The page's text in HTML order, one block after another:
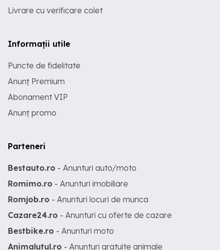
Livrare cu verificare colet
Informații utile
Puncte de fidelitate
Anunț Premium
Abonament VIP
Anunț promo
Parteneri
Bestauto.ro - Anunturi auto/moto
Romimo.ro - Anunturi imobiliare
Romjob.ro - Anunturi locuri de munca
Cazare24.ro - Anunturi cu oferte de cazare
Bestbike.ro - Anunturi moto
Animalutul.ro - Anunturi gratuite animale